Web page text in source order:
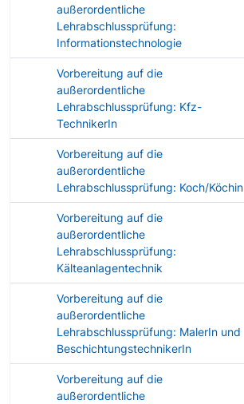
außerordentliche
Lehrabschlussprüfung:
Informationstechnologie
Vorbereitung auf die
außerordentliche
Lehrabschlussprüfung: Kfz-
TechnikerIn
Vorbereitung auf die
außerordentliche
Lehrabschlussprüfung: Koch/Köchin
Vorbereitung auf die
außerordentliche
Lehrabschlussprüfung:
Kälteanlagentechnik
Vorbereitung auf die
außerordentliche
Lehrabschlussprüfung: MalerIn und
BeschichtungstechnikerIn
Vorbereitung auf die
außerordentliche